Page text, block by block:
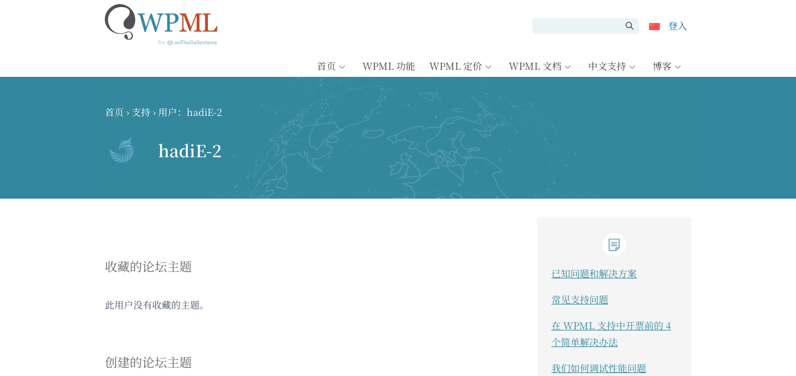
登入
首页 WPML 功能 WPML 定价 WPML 文档 中文支持 博客
首页 › 支持› 用户：hadiE-2
hadiE-2
收藏的论坛主题
此用户没有收藏的主题。
创建的论坛主题
已知问题和解决方案
常见支持问题
在 WPML 支持中开票前的 4
个简单解决办法
我们如何调试性能问题